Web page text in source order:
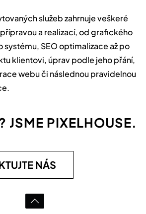
služeb zahrnuje veškeré
a realizací, od grafického
systému, SEO optimalizace až po
klientovi, úprav podle jeho přání,
webu či následnou pravidelnou
JSME PIXELHOUSE.
NÁS